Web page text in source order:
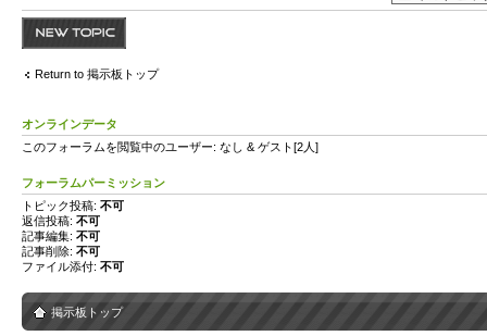
Return to 掲示板トップ
オンラインデータ
このフォーラムを閲覧中のユーザー: なし & ゲスト[2人]
フォーラムパーミッション
トピック投稿: 不可
返信投稿: 不可
記事編集: 不可
記事削除: 不可
ファイル添付: 不可
掲示板トップ